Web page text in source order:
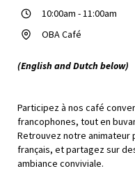
10:00am -11:00am
OBA Café
(English and Dutch below)
Participez à nos café
francophones, tout en
Retrouvez notre animateur
français, et partagez sur
ambiance conviviale.